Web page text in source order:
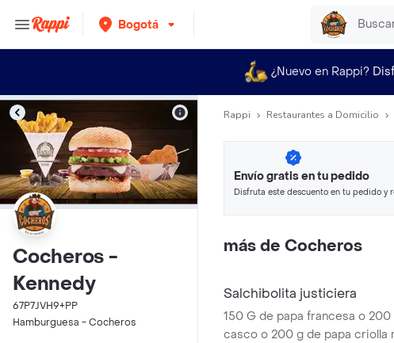
Bogotá
¿Nuevo en Rappi?
Cocheros -
Kennedy
67P7JVH9+PP
Hamburguesa - Cocheros
Rappi Restaurantes a Domicilio
Envío gratis en tu pedido
Disfruta este descuento en tu pedido y
más de Cocheros
Salchibolita justiciera
150 G de papa francesa o 200
casco o 200 g de papa criolla